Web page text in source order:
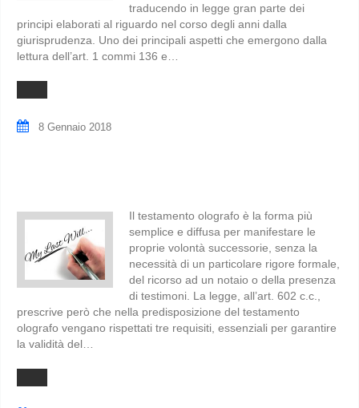
traducendo in legge gran parte dei
principi elaborati al riguardo nel corso degli anni dalla
giurisprudenza. Uno dei principali aspetti che emergono dalla
lettura dell’art. 1 commi 136 e…
8 Gennaio 2018
Il testamento olografo è la forma più
semplice e diffusa per manifestare le
proprie volontà successorie, senza la
necessità di un particolare rigore formale,
del ricorso ad un notaio o della presenza
di testimoni. La legge, all’art. 602 c.c.,
prescrive però che nella predisposizione del testamento
olografo vengano rispettati tre requisiti, essenziali per garantire
la validità del…